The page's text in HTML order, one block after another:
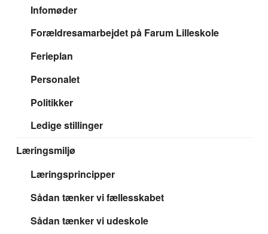
Infomøder
Forældresamarbejdet på Farum Lilleskole
Ferieplan
Personalet
Politikker
Ledige stillinger
Læringsmiljø
Læringsprincipper
Sådan tænker vi fællesskabet
Sådan tænker vi udeskole